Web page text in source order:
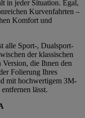
in jeder Situation. Egal,
Kurvenfahrten –
Komfort und
alle Sport-, Dualsport-
der klassischen
Version, die Ihnen den
Folierung Ihres
mit hochwertigem 3M-
lässt.